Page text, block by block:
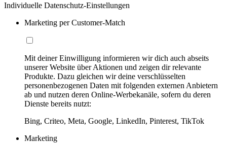
Individuelle Datenschutz-Einstellungen
Marketing per Customer-Match
Mit deiner Einwilligung informieren wir dich auch abseits
unserer Website über Aktionen und zeigen dir relevante
Produkte. Dazu gleichen wir deine verschlüsselten
personenbezogenen Daten mit folgenden externen Anbietern
ab und nutzen deren Online-Werbekanäle, sofern du deren
Dienste bereits nutzt:
Bing, Criteo, Meta, Google, LinkedIn, Pinterest, TikTok
Marketing